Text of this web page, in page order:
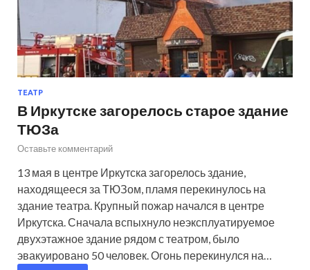
ТЕАТР
В Иркутске загорелось старое здание
ТЮЗа
Оставьте комментарий
13 мая в центре Иркутска загорелось здание,
находящееся за ТЮЗом, пламя перекинулось на
здание театра. Крупный пожар начался в центре
Иркутска. Сначала вспыхнуло неэксплуатируемое
двухэтажное здание рядом с театром, было
эвакуировано 50 человек. Огонь перекинулся на…